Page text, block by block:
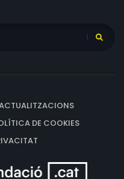
DE COOKIES